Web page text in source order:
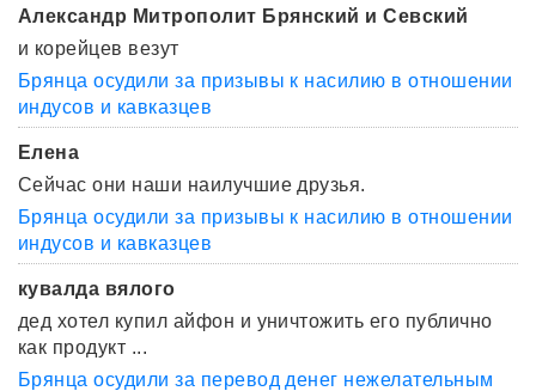
Александр Митрополит Брянский и Севский
и корейцев везут
Брянца осудили за призывы к насилию в отношении
индусов и кавказцев
Елена
Сейчас они наши наилучшие друзья.
Брянца осудили за призывы к насилию в отношении
индусов и кавказцев
кувалда вялого
дед хотел купил айфон и уничтожить его публично
как продукт ...
Брянца осудили за перевод денег нежелательным